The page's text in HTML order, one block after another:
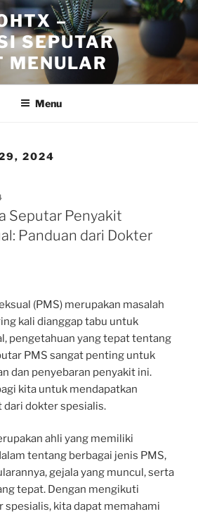
–
SEPUTAR
MENULAR
Menu
29, 2024
Seputar Penyakit
Panduan dari Dokter
(PMS) merupakan masalah
kali dianggap tabu untuk
pengetahuan yang tepat tentang
PMS sangat penting untuk
dan penyebaran penyakit ini.
kita untuk mendapatkan
dari dokter spesialis.
ahli yang memiliki
tentang berbagai jenis PMS,
gejala yang muncul, serta
tepat. Dengan mengikuti
spesialis, kita dapat memahami